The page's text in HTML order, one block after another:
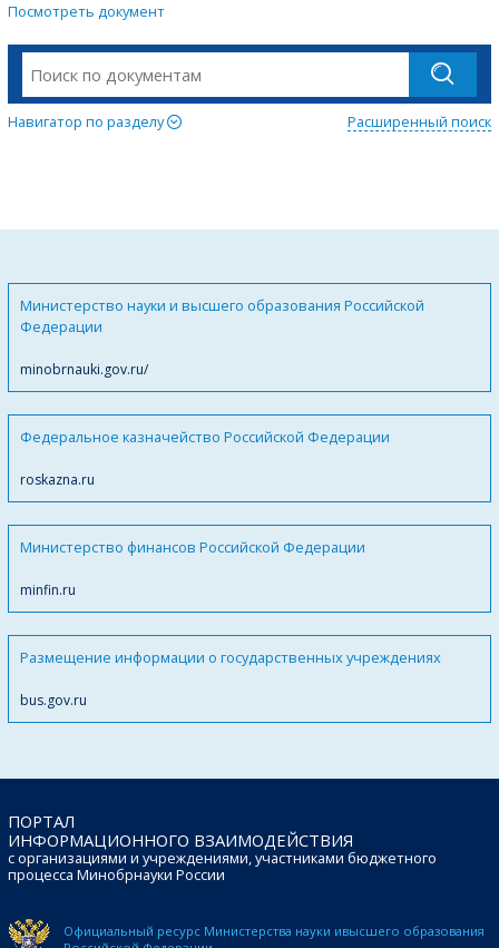
Посмотреть документ
Навигатор по разделу Расширенный поиск
Министерство науки и высшего образования Российской
Федерации
minobrnauki.gov.ru/
Федеральное казначейство Российской Федерации
roskazna.ru
Министерство финансов Российской Федерации
minfin.ru
Размещение информации о государственных учреждениях
bus.gov.ru
ПОРТАЛ
ИНФОРМАЦИОННОГО ВЗАИМОДЕЙСТВИЯ
с организациями и учреждениями, участниками бюджетного
процесса Минобрнауки России
Официальный ресурс Министерства науки ивысшего образования